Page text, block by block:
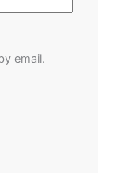
email.